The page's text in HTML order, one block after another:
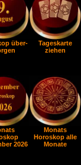
über-
Tageskarte
ziehen
2026
Monats
Horoskop alle
Monate